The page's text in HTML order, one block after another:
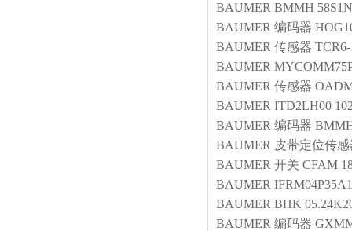
BAUMER BMMH
BAUMER 编码器
BAUMER 传感器 TCR6-
BAUMER
BAUMER 传感器
BAUMER ITD2LH00
BAUMER 编码器
BAUMER 皮带定位传
BAUMER 开关 CFAM
BAUMER
BAUMER BHK
BAUMER 编码器